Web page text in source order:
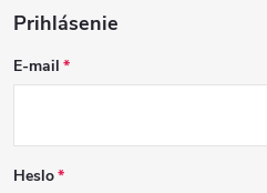
Prihlásenie
E-mail
Heslo